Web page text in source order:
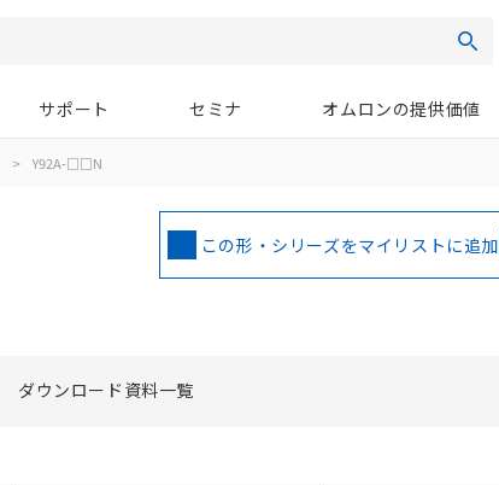
サポート セミナ オムロンの提供価値
> Y92A-□□N
この形・シリーズをマイリストに追加
ダウンロード資料一覧